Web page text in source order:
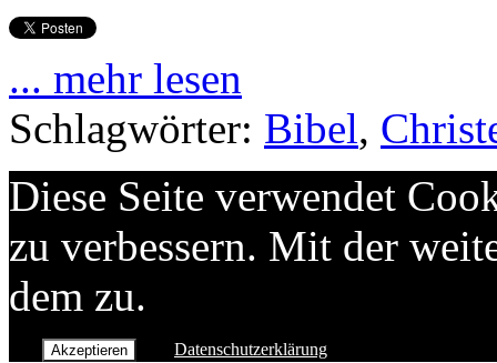
... mehr lesen
Schlagwörter: Bibel,
Diese Seite verwendet
zu verbessern. Mit der
dem zu.
Akzeptieren Datenschutzerklärung